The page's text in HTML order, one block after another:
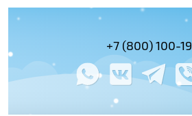
+7 (800) 100-